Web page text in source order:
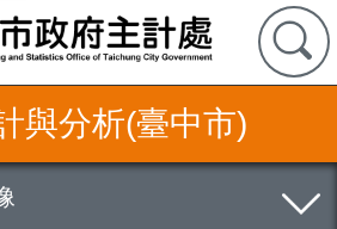
與分析(臺中市)